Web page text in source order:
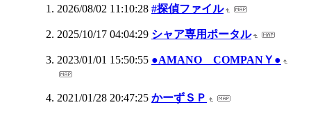
2026/08/02 11:10:28 #探偵ファイル
2025/10/17 04:04:29 シャア専用ポータル
2023/01/01 15:50:55 ●AMANO COMPANＹ●
2021/01/28 20:47:25 かーずＳＰ